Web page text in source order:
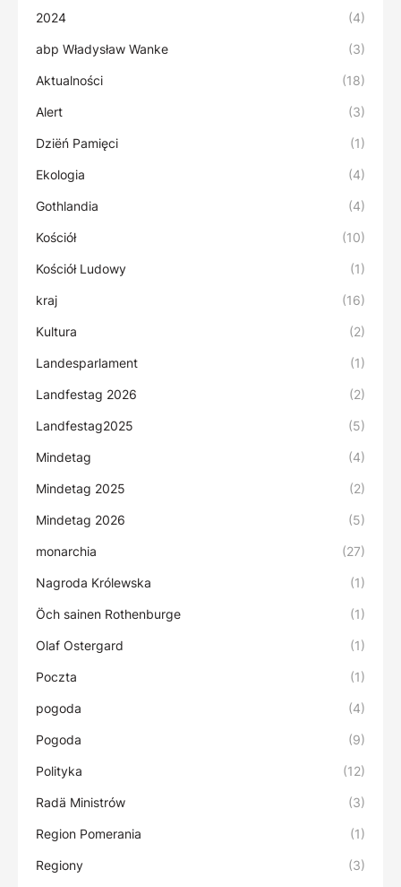
2024 (4)
abp Władysław Wanke (3)
Aktualności (18)
Alert (3)
Dziëń Pamięci (1)
Ekologia (4)
Gothlandia (4)
Kościół (10)
Kościół Ludowy (1)
kraj (16)
Kultura (2)
Landesparlament (1)
Landfestag 2026 (2)
Landfestag2025 (5)
Mindetag (4)
Mindetag 2025 (2)
Mindetag 2026 (5)
monarchia (27)
Nagroda Królewska (1)
Öch sainen Rothenburge (1)
Olaf Ostergard (1)
Poczta (1)
pogoda (4)
Pogoda (9)
Polityka (12)
Radä Ministrów (3)
Region Pomerania (1)
Regiony (3)